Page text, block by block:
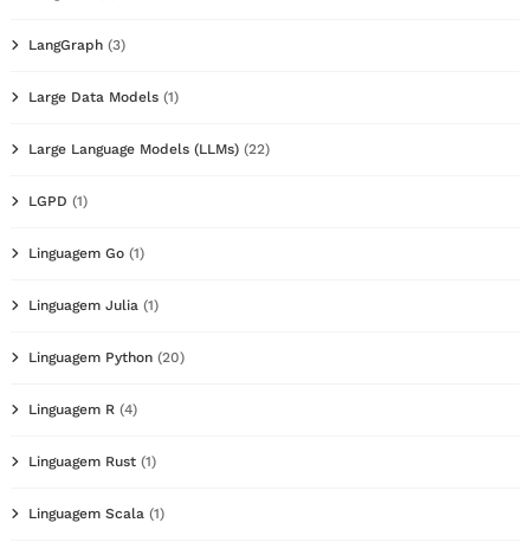
LangGraph (3)
Large Data Models (1)
Large Language Models (LLMs) (22)
LGPD (1)
Linguagem Go (1)
Linguagem Julia (1)
Linguagem Python (20)
Linguagem R (4)
Linguagem Rust (1)
Linguagem Scala (1)